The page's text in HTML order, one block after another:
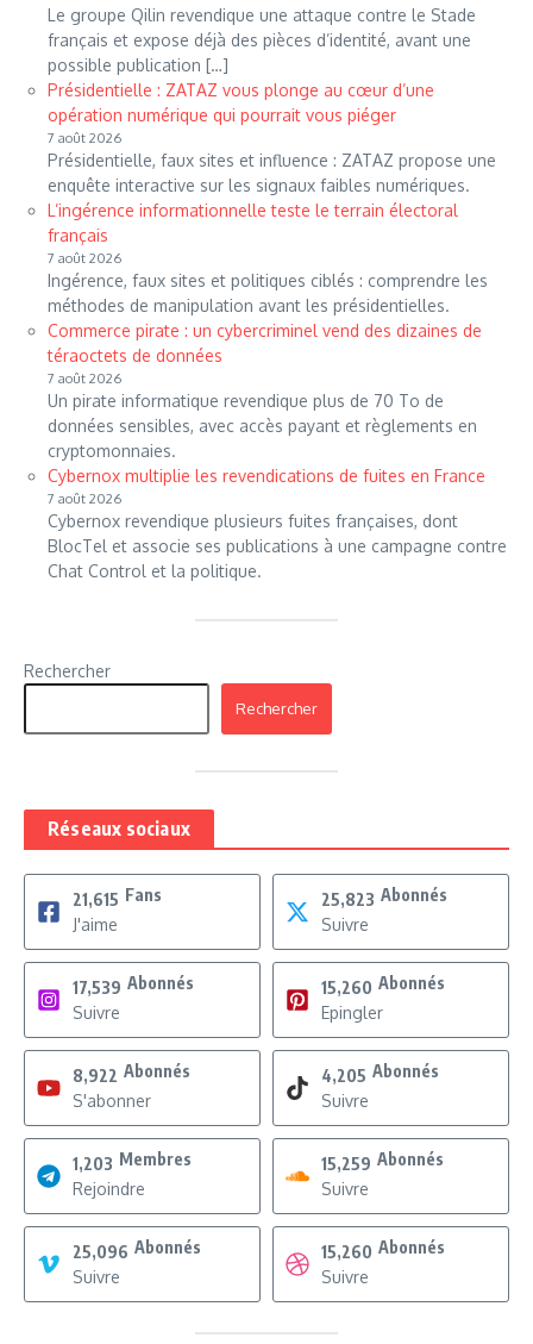
Le groupe Qilin revendique une attaque contre le Stade
français et expose déjà des pièces d’identité, avant une
possible publication […]
Présidentielle : ZATAZ vous plonge au cœur d’une
opération numérique qui pourrait vous piéger
7 août 2026
Présidentielle, faux sites et influence : ZATAZ propose une
enquête interactive sur les signaux faibles numériques.
L’ingérence informationnelle teste le terrain électoral
français
7 août 2026
Ingérence, faux sites et politiques ciblés : comprendre les
méthodes de manipulation avant les présidentielles.
Commerce pirate : un cybercriminel vend des dizaines de
téraoctets de données
7 août 2026
Un pirate informatique revendique plus de 70 To de
données sensibles, avec accès payant et règlements en
cryptomonnaies.
Cybernox multiplie les revendications de fuites en France
7 août 2026
Cybernox revendique plusieurs fuites françaises, dont
BlocTel et associe ses publications à une campagne contre
Chat Control et la politique.
Rechercher
Rechercher
Réseaux sociaux
21,615 Fans
J'aime
25,823 Abonnés
Suivre
17,539 Abonnés
Suivre
15,260 Abonnés
Epingler
8,922 Abonnés
S'abonner
4,205 Abonnés
Suivre
1,203 Membres
Rejoindre
15,259 Abonnés
Suivre
25,096 Abonnés
Suivre
15,260 Abonnés
Suivre